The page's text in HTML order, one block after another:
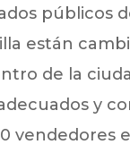
públicos
están
de la
y
vendedores